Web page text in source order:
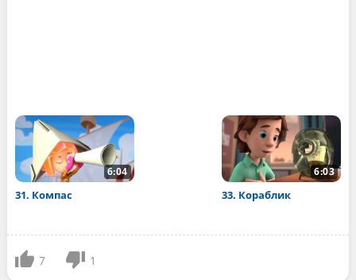
6:04
31. Компас
6:03
33. Кораблик
7 1